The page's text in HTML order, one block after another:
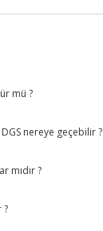
mü ?
nereye geçebilir ?
mıdır ?
?